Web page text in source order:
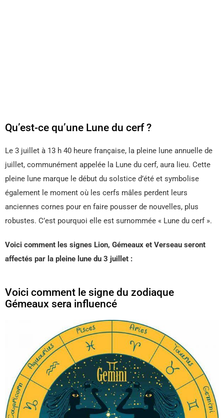
Qu’est-ce qu’une Lune du cerf ?
Le 3 juillet à 13 h 40 heure française, la pleine lune annuelle de
juillet, communément appelée la Lune du cerf, aura lieu. Cette
pleine lune marque le début du solstice d’été et symbolise
également le moment où les cerfs mâles perdent leurs
anciennes cornes pour en faire pousser de nouvelles, plus
robustes. C’est pourquoi elle est surnommée « Lune du cerf ».
Voici comment les signes Lion, Gémeaux et Verseau seront
affectés par la pleine lune du 3 juillet :
Voici comment le signe du zodiaque
Gémeaux sera influencé